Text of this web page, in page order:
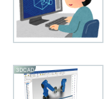
3DCAD